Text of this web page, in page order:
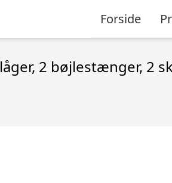
Forside
2 bøjlestænger, 2